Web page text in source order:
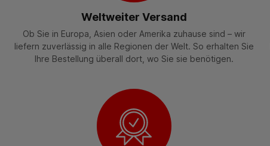
Weltweiter Versand
Ob Sie in Europa, Asien oder Amerika zuhause sind – wir
liefern zuverlässig in alle Regionen der Welt. So erhalten Sie
Ihre Bestellung überall dort, wo Sie sie benötigen.